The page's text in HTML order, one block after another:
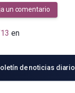
un comentario
en
de noticias diario